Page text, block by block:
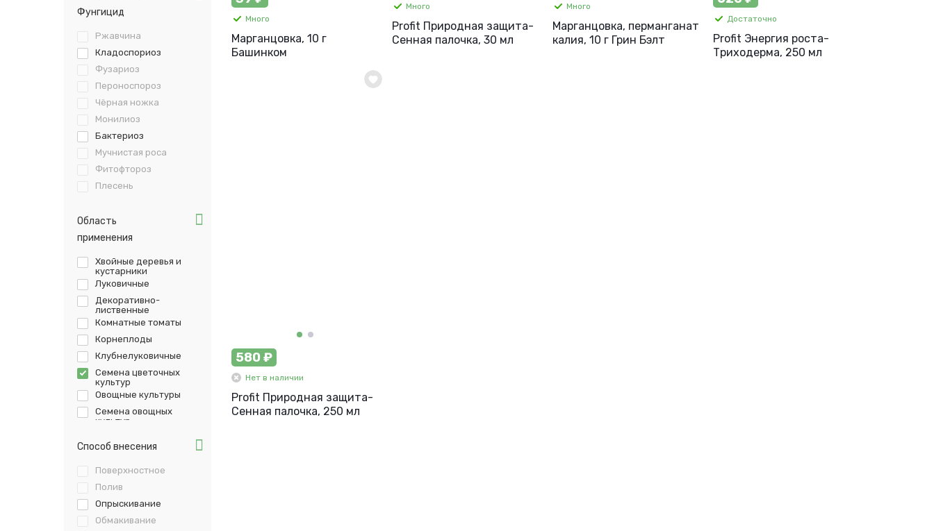
Фунгицид
Ржавчина
Кладоспориоз
Фузариоз
Пероноспороз
Чёрная ножка
Монилиоз
Бактериоз
Мучнистая роса
Фитофтороз
Плесень
Парша
Патогенная
Область
применения
Хвойные деревья и
кустарники
Луковичные
Декоративно-
лиственные
Комнатные томаты
Корнеплоды
Клубнелуковичные
Семена цветочных
культур
Овощные культуры
Семена овощных
культур
Многолетние цветы
Рассада
Комнатные растения
Многолетние
растения
Способ внесения
Поверхностное
Полив
Опрыскивание
Обмакивание
Много
Марганцовка, 10 г
Башинком
Много
Profit Природная защита-
Сенная палочка, 30 мл
Много
Марганцовка, перманганат
калия, 10 г Грин Бэлт
Достаточно
Profit Энергия роста-
Триходерма, 250 мл
580 ₽
Нет в наличии
Profit Природная защита-
Сенная палочка, 250 мл